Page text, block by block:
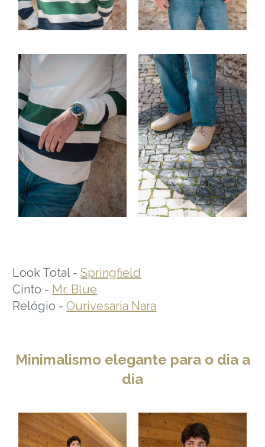
Look Total -Springfield
Cinto - Mr. Blue
Relógio -Ourivesaria Nara
Minimalismo elegante para o dia a
dia